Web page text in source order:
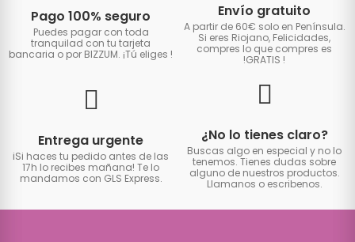
Pago 100% seguro
Puedes pagar con toda
tranquilad con tu tarjeta
bancaria o por BIZZUM. ¡Tú eliges !
Envío gratuito
A partir de 60€ solo en Península.
Si eres Riojano, Felicidades,
compres lo que compres es
!GRATIS !
Entrega urgente
iSi haces tu pedido antes de las
17h lo recibes mañana! Te lo
mandamos con GLS Express.
¿No lo tienes claro?
Buscas algo en especial y no lo
tenemos. Tienes dudas sobre
alguno de nuestros productos.
Llamanos o escribenos.